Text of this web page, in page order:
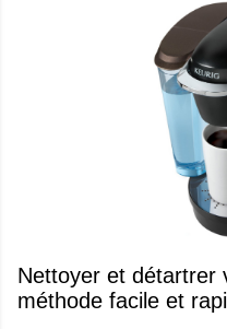
Nettoyer et détartrer
méthode facile et